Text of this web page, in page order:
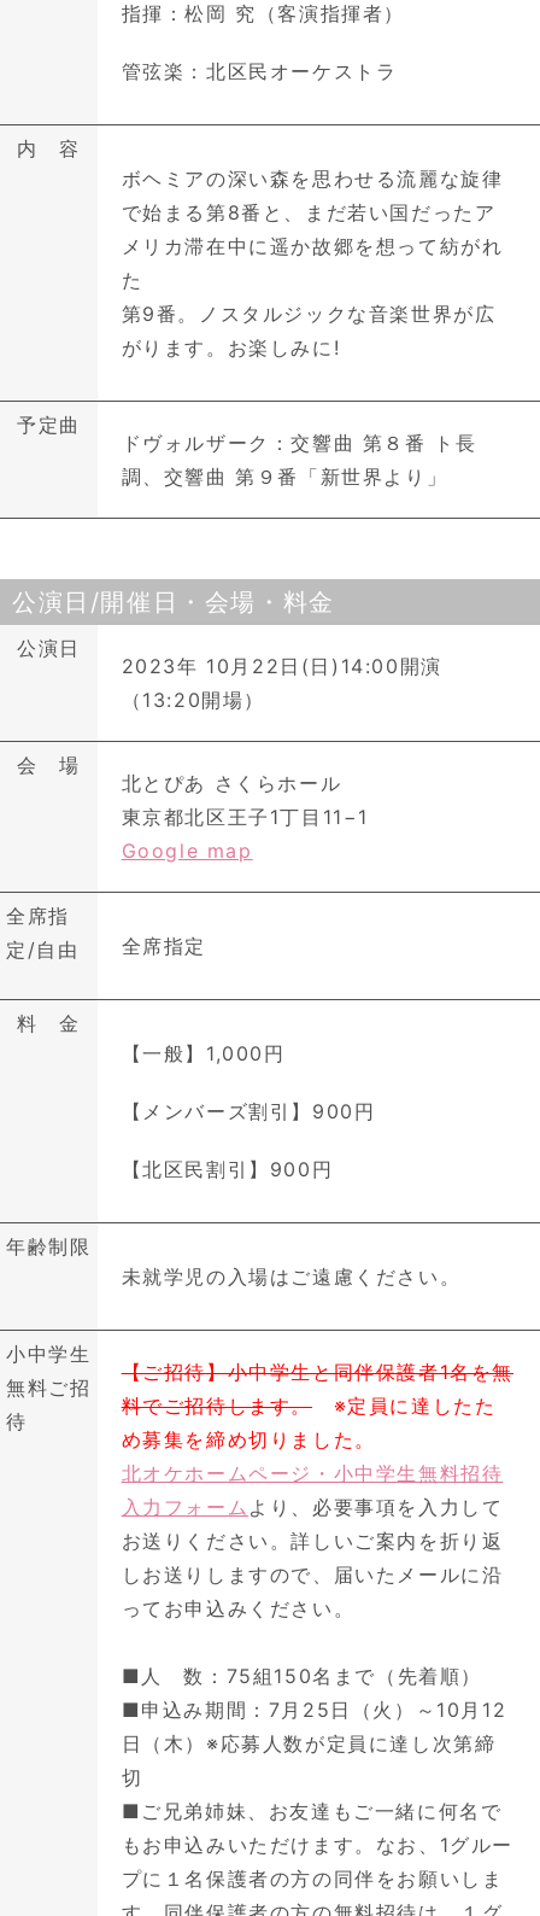
指揮：松岡 究（客演指揮者）
管弦楽：北区民オーケストラ
内 容
ボヘミアの深い森を思わせる流麗な旋律
で始まる第8番と、まだ若い国だったア
メリカ滞在中に遥か故郷を想って紡がれ
た
第9番。ノスタルジックな音楽世界が広
がります。お楽しみに!
予定曲
ドヴォルザーク：交響曲 第８番 ト長
調、交響曲 第９番「新世界より」
公演日/開催日・会場・料金
公演日
2023年 10月22日(日)14:00開演
（13:20開場）
会 場
北とぴあ さくらホール
東京都北区王子1丁目11−1
Google map
全席指
定/自由
全席指定
料 金
【一般】1,000円
【メンバーズ割引】900円
【北区民割引】900円
年齢制限
未就学児の入場はご遠慮ください。
小中学生
無料ご招
待
【ご招待】小中学生と同伴保護者1名を無
料でご招待します。 ※定員に達したた
め募集を締め切りました。
北オケホームページ・小中学生無料招待
入力フォーム より、必要事項を入力して
お送りください。詳しいご案内を折り返
しお送りしますので、届いたメールに沿
ってお申込みください。
■人 数：75組150名まで（先着順）
■申込み期間：7月25日（火）～10月12
日（木）※応募人数が定員に達し次第締
切
■ご兄弟姉妹、お友達もご一緒に何名で
もお申込みいただけます。なお、1グルー
プに１名保護者の方の同伴をお願いしま